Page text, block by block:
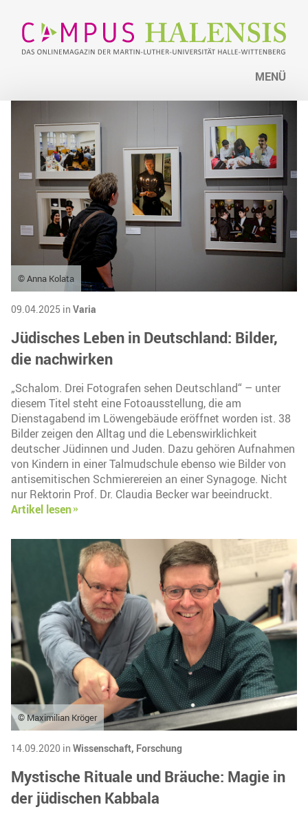
MENÜ
© Anna Kolata
09.04.2025 in Varia
Jüdisches Leben in Deutschland: Bilder,
die nachwirken
„Schalom. Drei Fotografen sehen Deutschland“ – unter
diesem Titel steht eine Fotoausstellung, die am
Dienstagabend im Löwengebäude eröffnet worden ist. 38
Bilder zeigen den Alltag und die Lebenswirklichkeit
deutscher Jüdinnen und Juden. Dazu gehören Aufnahmen
von Kindern in einer Talmudschule ebenso wie Bilder von
antisemitischen Schmierereien an einer Synagoge. Nicht
nur Rektorin Prof. Dr. Claudia Becker war beeindruckt.
Artikel lesen
© Maximilian Kröger
14.09.2020 in Wissenschaft, Forschung
Mystische Rituale und Bräuche: Magie in
der jüdischen Kabbala